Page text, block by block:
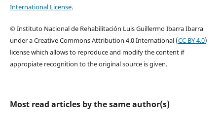
International License.
© Instituto Nacional de Rehabilitación Luis Guillermo Ibarra Ibarra
under a Creative Commons Attribution 4.0 International (CC BY 4.0)
license which allows to reproduce and modify the content if
appropiate recognition to the original source is given.
Most read articles by the same author(s)